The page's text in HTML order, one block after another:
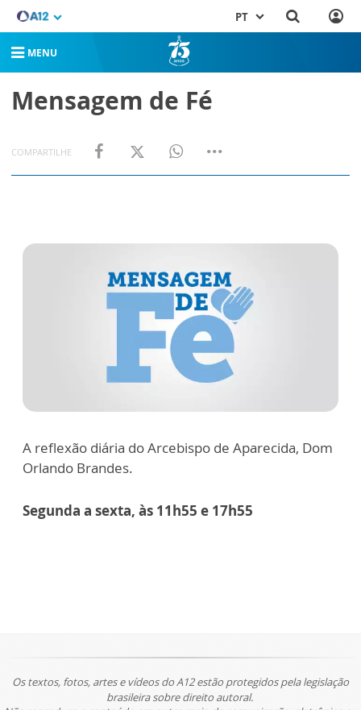
PT
MENU
Mensagem de Fé
COMPARTILHE
A reflexão diária do Arcebispo de Aparecida, Dom
Orlando Brandes.
Segunda a sexta, às 11h55 e 17h55
Os textos, fotos, artes e vídeos do A12 estão protegidos pela legislação
brasileira sobre direito autoral.